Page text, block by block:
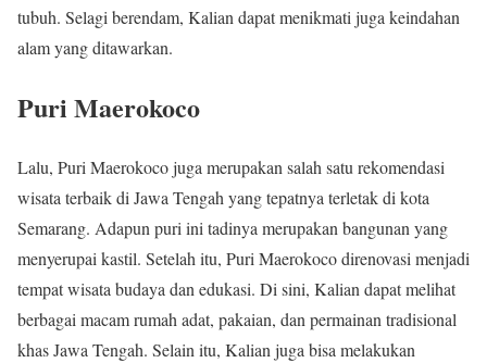
tubuh. Selagi berendam, Kalian dapat menikmati juga keindahan
alam yang ditawarkan.
Puri Maerokoco
Lalu, Puri Maerokoco juga merupakan salah satu rekomendasi
wisata terbaik di Jawa Tengah yang tepatnya terletak di kota
Semarang. Adapun puri ini tadinya merupakan bangunan yang
menyerupai kastil. Setelah itu, Puri Maerokoco direnovasi menjadi
tempat wisata budaya dan edukasi. Di sini, Kalian dapat melihat
berbagai macam rumah adat, pakaian, dan permainan tradisional
khas Jawa Tengah. Selain itu, Kalian juga bisa melakukan